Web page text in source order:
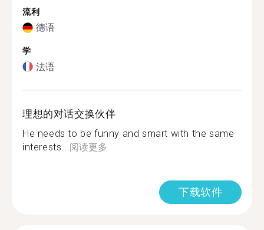
流利
德语
学
法语
理想的对话交换伙伴
He needs to be funny and smart with the same
interests... 阅读更多
下载软件